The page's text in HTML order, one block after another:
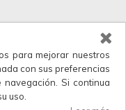
de licencias, merchandising
a 17:30.
para mejorar nuestros
con sus preferencias
Si continua
uso.